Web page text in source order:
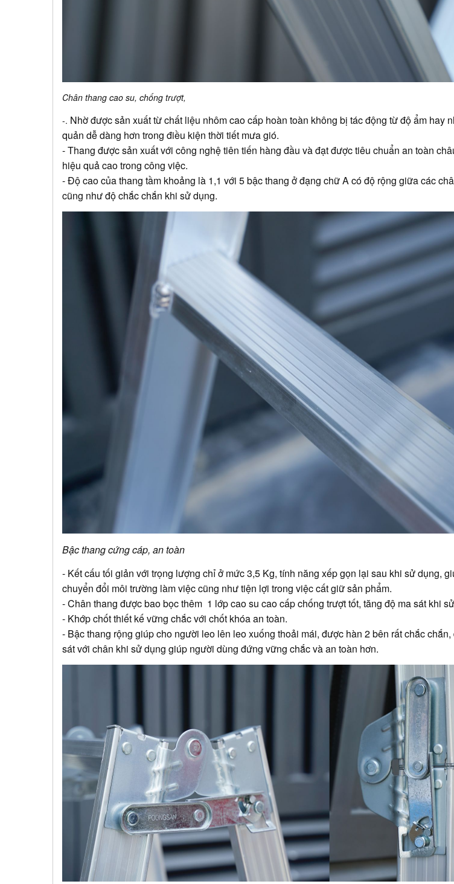
Chân thang cao su, chống trượt,
-. Nhờ được sản xuất từ chất liệu nhôm cao cấp hoàn toàn không bị tác động từ độ ẩm
quản dễ dàng hơn trong điều kiện thời tiết mưa gió.
- Thang được sản xuất với công nghệ tiên tiến hàng đầu và đạt được tiêu chuẩn an toàn
hiệu quả cao trong công việc.
- Độ cao của thang tầm khoảng là 1,1 với 5 bậc thang ở đạng chữ A có độ rộng giữa các
cũng như độ chắc chắn khi sử dụng.
Bậc thang cứng cáp, an toàn
- Kết cấu tối giản với trọng lượng chỉ ở mức 3,5 Kg, tính năng xếp gọn lại sau khi sử dụng,
chuyển đổi môi trường làm việc cũng như tiện lợi trong việc cất giữ sản phẩm.
- Chân thang được bao bọc thêm 1 lớp cao su cao cấp chống trượt tốt, tăng độ ma sát khi
- Khớp chốt thiết kế vững chắc với chốt khóa an toàn.
- Bậc thang rộng giúp cho người leo lên leo xuống thoải mái, được hàn 2 bên rất chắc
sát với chân khi sử dụng giúp người dùng đứng vững chắc và an toàn hơn.